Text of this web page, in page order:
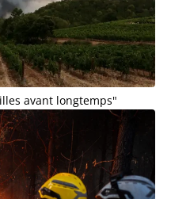
avant longtemps"